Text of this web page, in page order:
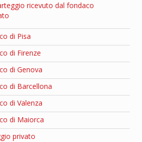
ricevuto dal fondaco
di Pisa
di Firenze
di Genova
di Barcellona
di Valenza
di Maiorca
privato